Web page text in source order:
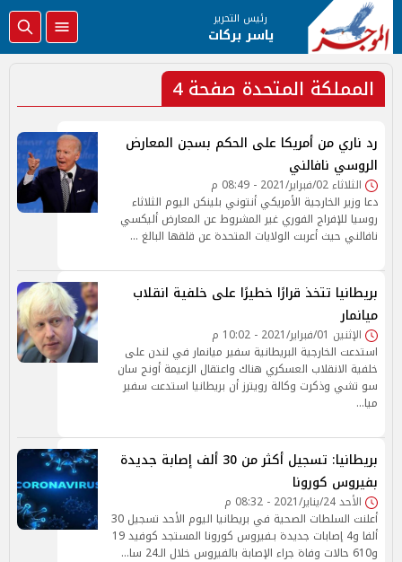
رئيس التحرير
ياسر بركات
المملكة المتحدة صفحة 4
رد ناري من أمريكا على الحكم بسجن المعارض
الروسي نافالني
الثلاثاء 02/فبراير/2021 - 08:49 م
دعا وزير الخارجية الأمريكي أنتوني بلينكن اليوم الثلاثاء
روسيا للإفراج الفوري غير المشروط عن المعارض أليكسي
نافالني حيث أعربت الولايات المتحدة عن قلقها البالغ …
بريطانيا تتخذ قرارًا خطيرًا على خلفية انقلاب
ميانمار
الإثنين 01/فبراير/2021 - 10:02 م
استدعت الخارجية البريطانية سفير ميانمار في لندن على
خلفية الانقلاب العسكري هناك واعتقال الزعيمة أونج سان
سو تشي وذكرت وكالة رويترز أن بريطانيا استدعت سفير
ميا…
بريطانيا: تسجيل أكثر من 30 ألف إصابة جديدة
بفيروس كورونا
الأحد 24/يناير/2021 - 08:32 م
أعلنت السلطات الصحية في بريطانيا اليوم الأحد تسجيل 30
ألفا و4 إصابات جديدة بـفيروس كورونا المستجد كوفيد 19
و610 حالات وفاة جراء الإصابة بالفيروس خلال الـ24 سا…